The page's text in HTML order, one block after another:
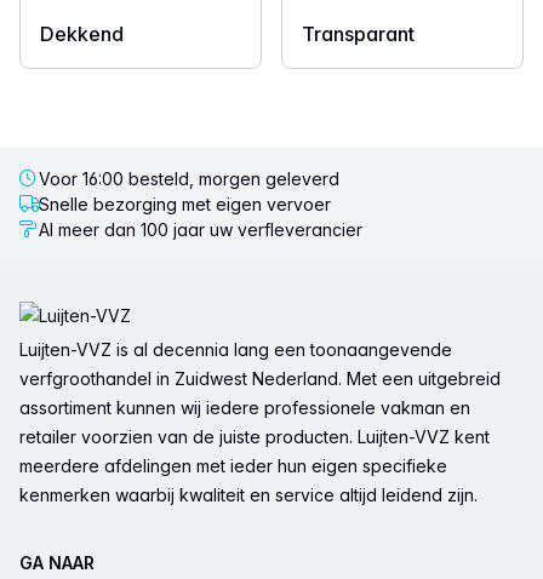
Dekkend Transparant
Voor 16:00 besteld, morgen geleverd
Snelle bezorging met eigen vervoer
Al meer dan 100 jaar uw verfleverancier
Luijten-VVZ is al decennia lang een toonaangevende
verfgroothandel in Zuidwest Nederland. Met een uitgebreid
assortiment kunnen wij iedere professionele vakman en
retailer voorzien van de juiste producten. Luijten-VVZ kent
meerdere afdelingen met ieder hun eigen specifieke
kenmerken waarbij kwaliteit en service altijd leidend zijn.
GA NAAR